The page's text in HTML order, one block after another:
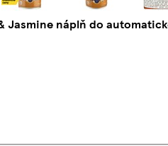
Jasmine náplň do